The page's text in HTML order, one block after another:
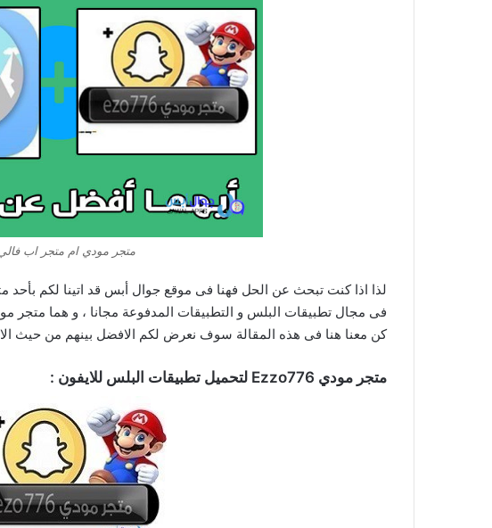
متجر مودي ام متجر اب
لذا اذا كنت تبحث عن الحل فهنا فى موقع جوال أبس قد اتينا لكم بأحد
فى مجال تطبيقات البلس و التطبيقات المدفوعة مجانا ، و هما متجر
كن معنا هنا فى هذه المقالة سوف نعرض لكم الافضل بينهم من حيث
متجر مودي Ezzo776 لتحميل تطبيقات البلس للايفون :